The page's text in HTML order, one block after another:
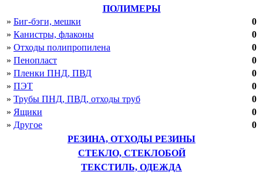
Курская область
Магаданская область
Московская область
Нижегородская область
Новгородская область
Омская область
Пензенская область
Пермский край
Псковская область
Ростовская область
ПОЛИМЕРЫ
» Биг-бэги, мешки
0
» Канистры, флаконы
0
» Отходы полипропилена
0
» Пенопласт
0
» Пленки ПНД, ПВД
0
» ПЭТ
0
» Трубы ПНД, ПВД, отходы труб
0
» Ящики
0
» Другое
0
РЕЗИНА, ОТХОДЫ РЕЗИНЫ
СТЕКЛО, СТЕКЛОБОЙ
ТЕКСТИЛЬ, ОДЕЖДА